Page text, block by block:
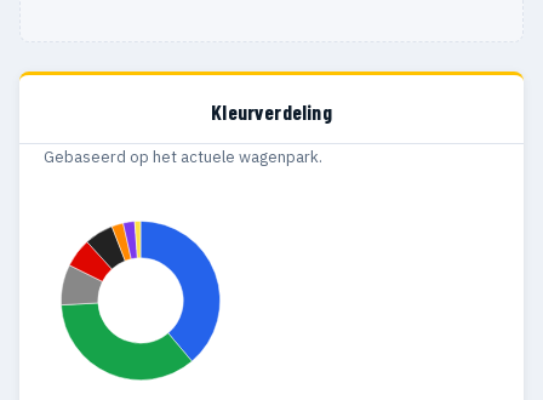
Kleurverdeling
Gebaseerd op het actuele wagenpark.